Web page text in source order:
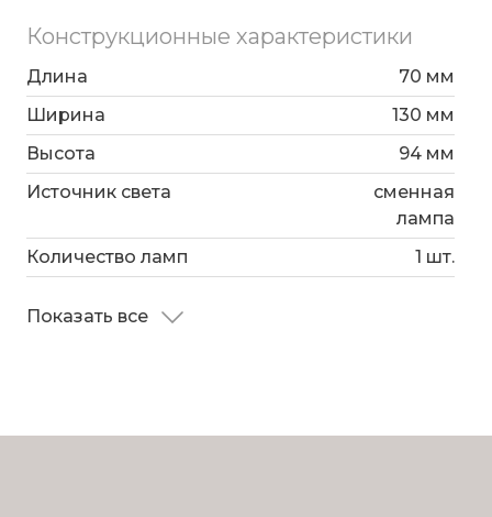
Конструкционные характеристики
Длина
70 мм
Ширина
130 мм
Высота
94 мм
Источник света
сменная
лампа
Количество ламп
1 шт.
Показать все